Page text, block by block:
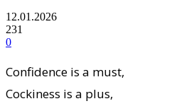
12.01.2026
231
0
Confidence is a must,
Cockiness is a plus,